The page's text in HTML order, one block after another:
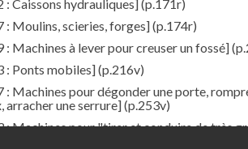
: Caissons hydrauliques](p.171r)
: Moulins, scieries, forges](p.174r)
Machines à lever pour creuser un fossé]
: Ponts mobiles](p.216v)
: Machines pour dégonder une porte,
arracher une serrure](p.253v)
: Machines pour "tirer et conduire de très